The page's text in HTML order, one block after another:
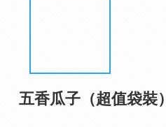
五香瓜子（超值袋裝）